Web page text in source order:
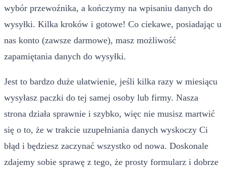
wybór przewoźnika, a kończymy na wpisaniu danych do
wysyłki. Kilka kroków i gotowe! Co ciekawe, posiadając u
nas konto (zawsze darmowe), masz możliwość
zapamiętania danych do wysyłki.
Jest to bardzo duże ułatwienie, jeśli kilka razy w miesiącu
wysyłasz paczki do tej samej osoby lub firmy. Nasza
strona działa sprawnie i szybko, więc nie musisz martwić
się o to, że w trakcie uzupełniania danych wyskoczy Ci
błąd i będziesz zaczynać wszystko od nowa. Doskonale
zdajemy sobie sprawę z tego, że prosty formularz i dobrze